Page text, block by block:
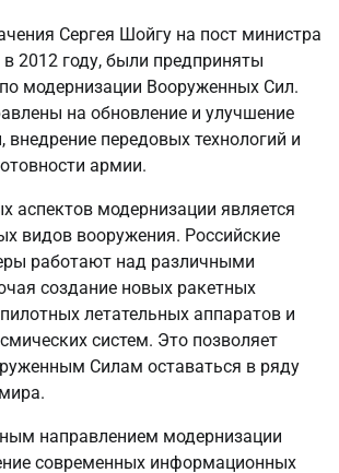
Сергея Шойгу на пост министра
2012 году, были предприняты
модернизации Вооруженных Сил.
на обновление и улучшение
внедрение передовых технологий и
армии.
аспектов модернизации является
видов вооружения. Российские
работают над различными
создание новых ракетных
летательных аппаратов и
систем. Это позволяет
Силам оставаться в ряду
направлением модернизации
современных информационных